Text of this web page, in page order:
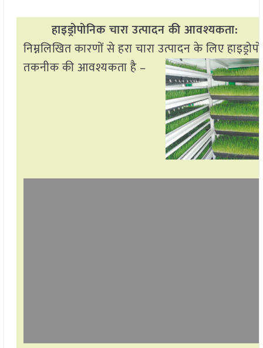
हाइड्रोपोनिक चारा उत्पादन की आवश्यकता:
निम्नलिखित कारणों से हरा चारा उत्पादन के लिए
तकनीक की आवश्यकता है –